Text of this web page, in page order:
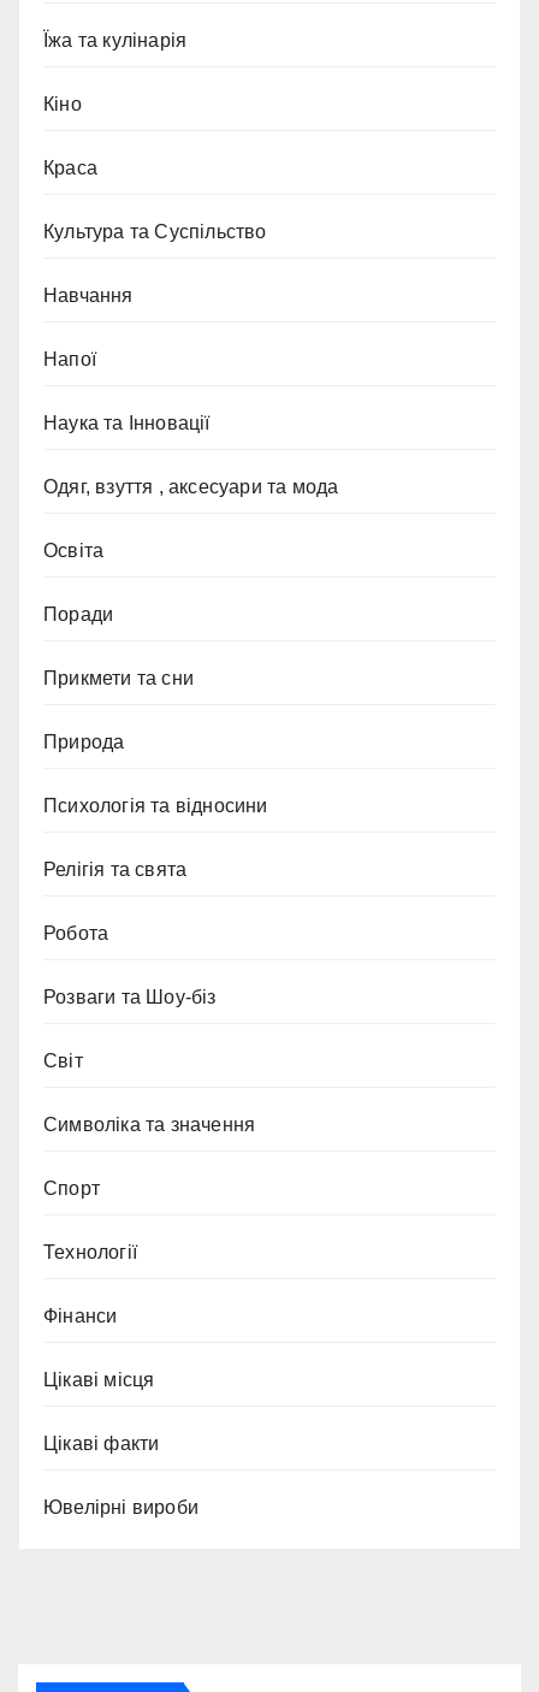
Їжа та кулінарія
Кіно
Краса
Культура та Суспільство
Навчання
Напої
Наука та Інновації
Одяг, взуття , аксесуари та мода
Освіта
Поради
Прикмети та сни
Природа
Психологія та відносини
Релігія та свята
Робота
Розваги та Шоу-біз
Світ
Символіка та значення
Спорт
Технології
Фінанси
Цікаві місця
Цікаві факти
Ювелірні вироби